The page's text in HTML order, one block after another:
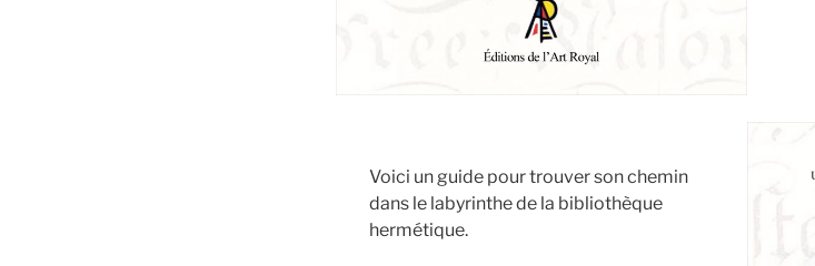
Voici un guide pour trouver son chemin
dans le labyrinthe de la bibliothèque
hermétique.